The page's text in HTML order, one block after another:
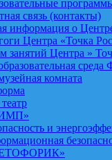
связь (контакты)
информация о
Центра «Точка
занятий Центра »
комната
и